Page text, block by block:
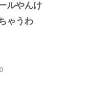
ルやんけ
ゃうわ